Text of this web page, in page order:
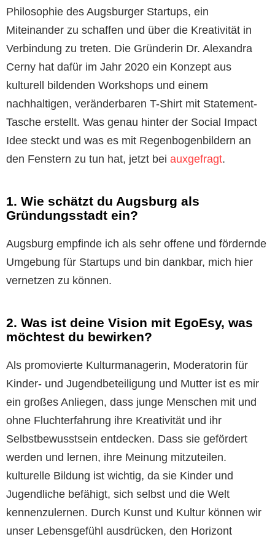
Philosophie des Augsburger Startups, ein
Miteinander zu schaffen und über die Kreativität in
Verbindung zu treten. Die Gründerin Dr. Alexandra
Cerny hat dafür im Jahr 2020 ein Konzept aus
kulturell bildenden Workshops und einem
nachhaltigen, veränderbaren T-Shirt mit Statement-
Tasche erstellt. Was genau hinter der Social Impact
Idee steckt und was es mit Regenbogenbildern an
den Fenstern zu tun hat, jetzt bei auxgefragt.
1. Wie schätzt du Augsburg als
Gründungsstadt ein?
Augsburg empfinde ich als sehr offene und fördernde
Umgebung für Startups und bin dankbar, mich hier
vernetzen zu können.
2. Was ist deine Vision mit EgoEsy, was
möchtest du bewirken?
Als promovierte Kulturmanagerin, Moderatorin für
Kinder- und Jugendbeteiligung und Mutter ist es mir
ein großes Anliegen, dass junge Menschen mit und
ohne Fluchterfahrung ihre Kreativität und ihr
Selbstbewusstsein entdecken. Dass sie gefördert
werden und lernen, ihre Meinung mitzuteilen.
kulturelle Bildung ist wichtig, da sie Kinder und
Jugendliche befähigt, sich selbst und die Welt
kennenzulernen. Durch Kunst und Kultur können wir
unser Lebensgefühl ausdrücken, den Horizont